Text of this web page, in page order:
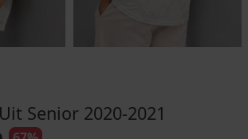
Senior 2020-2021